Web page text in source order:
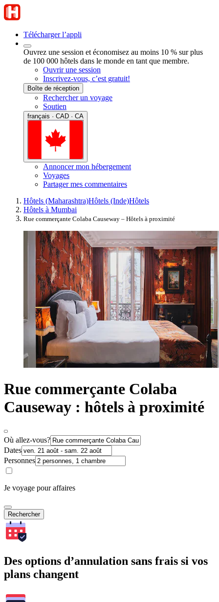
Télécharger l’appli
Ouvrez une session et économisez au moins 10 % sur plus
de 100 000 hôtels dans le monde en tant que membre.
Ouvrir une session
Inscrivez-vous, c’est gratuit!
Boîte de réception
Rechercher un voyage
Soutien
français · CAD · CA
Annoncer mon hébergement
Voyages
Partager mes commentaires
Hôtels (Maharashtra)Hôtels (Inde)Hôtels
Hôtels à Mumbai
Rue commerçante Colaba Causeway – Hôtels à proximité
Rue commerçante Colaba
Causeway : hôtels à proximité
Où allez-vous?
Dates
Personnes
Je voyage pour affaires
Rechercher
Des options d’annulation sans frais si vos
plans changent